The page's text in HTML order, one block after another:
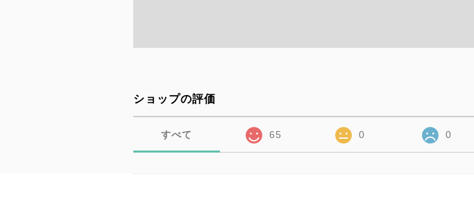
ショップの評価
すべて 65 0 0